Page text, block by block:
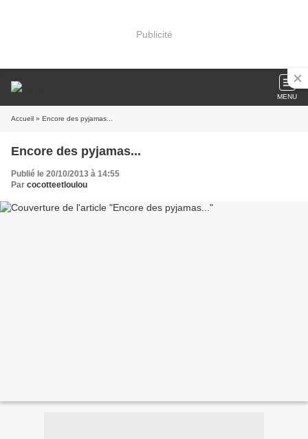
Publicité
MENU
Accueil » Encore des pyjamas...
Encore des pyjamas...
Publié le 20/10/2013 à 14:55
Par cocotteetloulou